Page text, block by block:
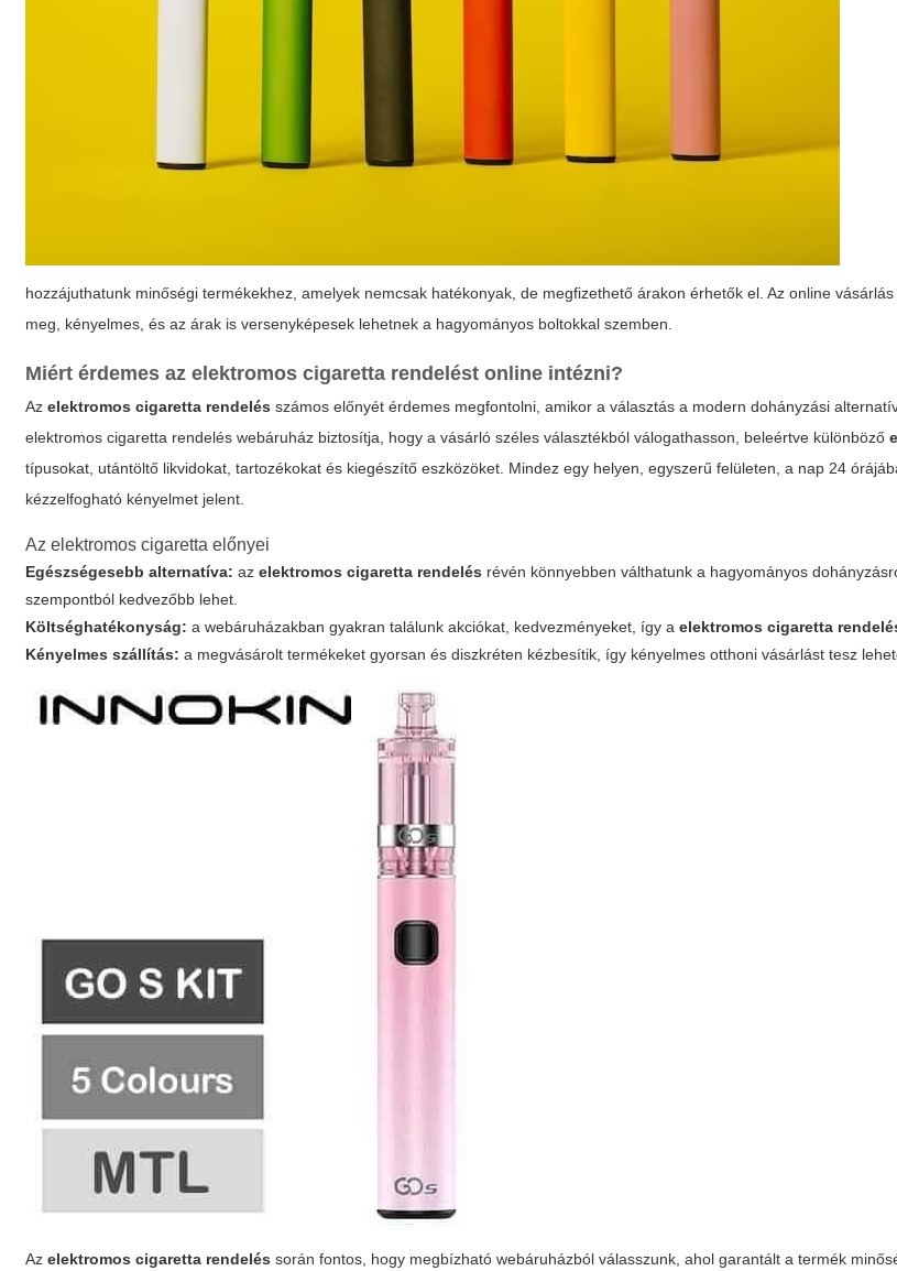
hozzájuthatunk minőségi termékekhez, amelyek nemcsak hatékonyak, de megfizethető árakon érhetők el. Az online
meg, kényelmes, és az árak is versenyképesek lehetnek a hagyományos boltokkal szemben.
Miért érdemes az elektromos cigaretta rendelést online intézni?
Azelektromos cigaretta rendelés számos előnyét érdemes megfontolni, amikor a választás a modern dohányzási
elektromos cigaretta rendelés webáruház biztosítja, hogy a vásárló széles választékból válogathasson, beleértve különböző
típusokat, utántöltő likvidokat, tartozékokat és kiegészítő eszközöket. Mindez egy helyen, egyszerű felületen, a nap 24
kézzelfogható kényelmet jelent.
Az elektromos cigaretta előnyei
Egészségesebb alternatíva: azelektromos cigaretta rendelés révén könnyebben válthatunk a hagyományos
szempontból kedvezőbb lehet.
Költséghatékonyság: a webáruházakban gyakran találunk akciókat, kedvezményeket, így aelektromos cigaretta
Kényelmes szállítás: a megvásárolt termékeket gyorsan és diszkréten kézbesítik, így kényelmes otthoni vásárlást tesz
Azelektromos cigaretta rendelés során fontos, hogy megbízható webáruházból válasszunk, ahol garantált a termék